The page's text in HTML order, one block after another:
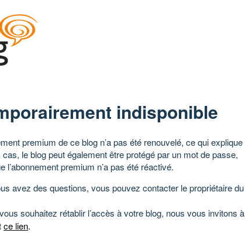
indisponible
premium de ce blog n’a pas été renouvelé, ce qui explique
le blog peut également être protégé par un mot de passe,
l’abonnement premium n’a pas été réactivé.
avez des questions, vous pouvez contacter le propriétaire du
souhaitez rétablir l’accès à votre blog, nous vous invitons à
ce lien.